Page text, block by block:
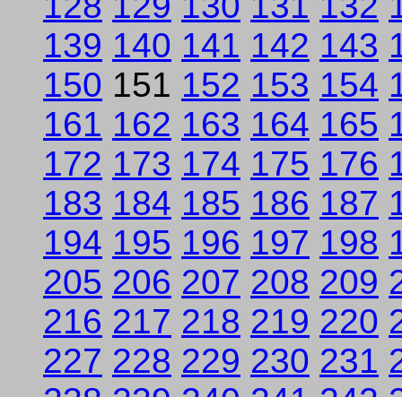
139 140 141 142 143
150 151 152 153 154
161 162 163 164 165
172 173 174 175 176
183 184 185 186 187
194 195 196 197 198
205 206 207 208 209
216 217 218 219 220
227 228 229 230 231